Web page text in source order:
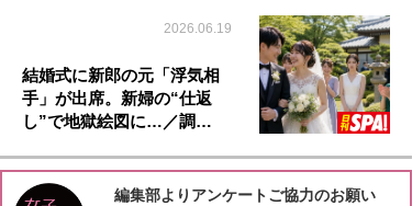
2026.06.19
結婚式に新郎の元「浮気相
手」が出席。新婦の“仕返
し”で地獄絵図に…／調…